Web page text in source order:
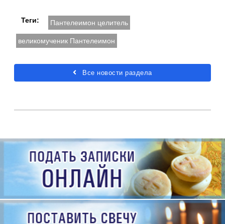
Теги: Пантелеимон целитель
великомученик Пантелеимон
Все новости раздела